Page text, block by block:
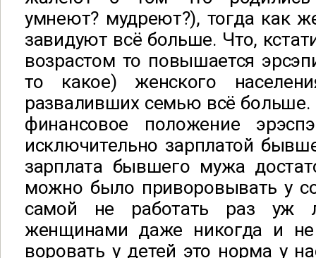
умнеют? мудреют?), тогда как
завидуют всё больше. Что,
возрастом то повышается
то какое) женского
разваливших семью всё больше.
финансовое положение
исключительно зарплатой
зарплата бывшего мужа
можно было приворовывать у
самой не работать раз уж
женщинами даже никогда и
воровать у детей это норма у